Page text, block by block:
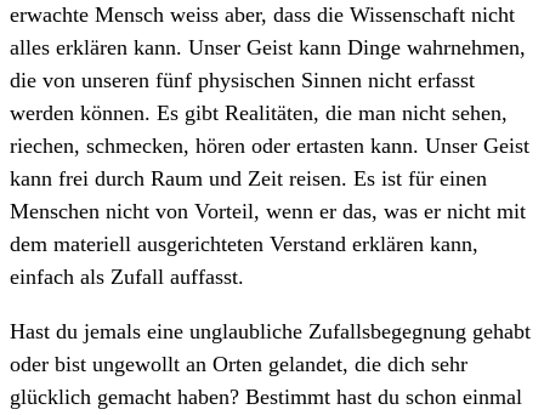
erwachte Mensch weiss aber, dass die Wissenschaft nicht
alles erklären kann. Unser Geist kann Dinge wahrnehmen,
die von unseren fünf physischen Sinnen nicht erfasst
werden können. Es gibt Realitäten, die man nicht sehen,
riechen, schmecken, hören oder ertasten kann. Unser Geist
kann frei durch Raum und Zeit reisen. Es ist für einen
Menschen nicht von Vorteil, wenn er das, was er nicht mit
dem materiell ausgerichteten Verstand erklären kann,
einfach als Zufall auffasst.
Hast du jemals eine unglaubliche Zufallsbegegnung gehabt
oder bist ungewollt an Orten gelandet, die dich sehr
glücklich gemacht haben? Bestimmt hast du schon einmal